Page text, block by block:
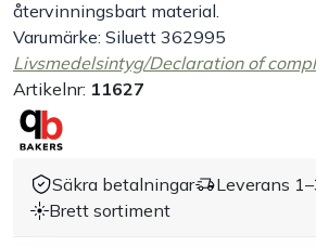
Varumärken
Outlet
Om Bakers
Kundtjänst
återvinningsbart material.
Varumärke: Siluett 362995
Livsmedelsintyg/Declaration of
Artikelnr: 11627
Säkra betalningar
Leverans
Brett sortiment